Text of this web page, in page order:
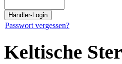
Passwort vergessen?
Keltische